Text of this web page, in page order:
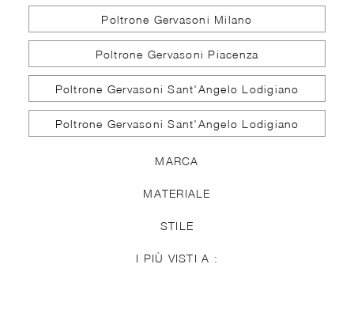
Poltrone Gervasoni Milano
Poltrone Gervasoni Piacenza
Poltrone Gervasoni Sant'Angelo Lodigiano
Poltrone Gervasoni Sant'Angelo Lodigiano
MARCA
MATERIALE
STILE
I PIÙ VISTI A :